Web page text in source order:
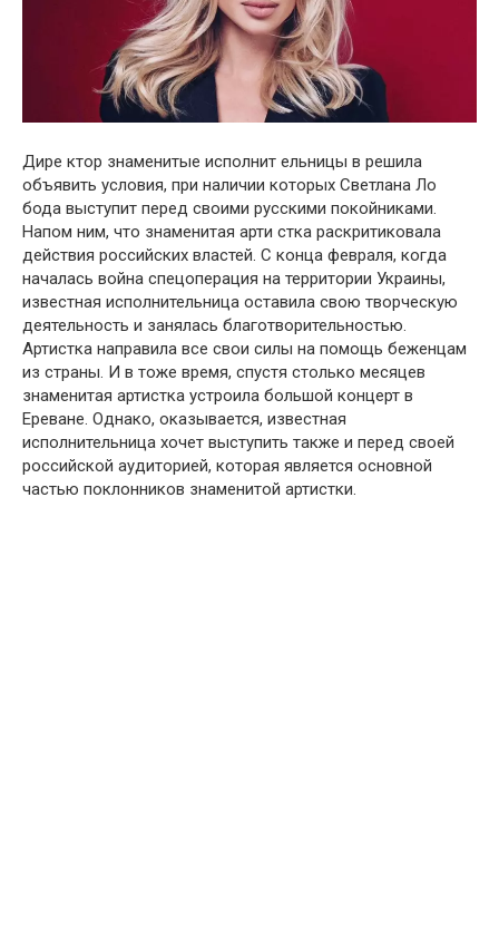
Дире ктор знаменитые исполнит ельницы в решила
объявить условия, при наличии которых Светлана Ло
бода выступит перед своими русскими покойниками.
Напом ним, что знаменитая арти стка раскритиковала
действия российских властей. С конца февраля, когда
началась война спецоперация на территории Украины,
известная исполнительница оставила свою творческую
деятельность и занялась благотворительностью.
Артистка направила все свои силы на помощь беженцам
из страны. И в тоже время, спустя столько месяцев
знаменитая артистка устроила большой концерт в
Ереване. Однако, оказывается, известная
исполнительница хочет выступить также и перед своей
российской аудиторией, которая является основной
частью поклонников знаменитой артистки.